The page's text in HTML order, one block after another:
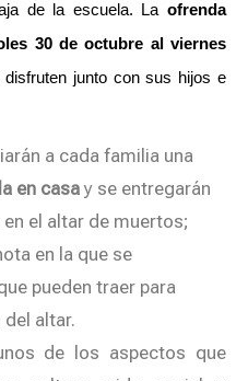
de la escuela. La ofrenda
30 de octubre al viernes
junto con sus hijos e
a cada familia una
en casa y se entregarán
el altar de muertos;
en la que se
pueden traer para
altar.
de los aspectos que